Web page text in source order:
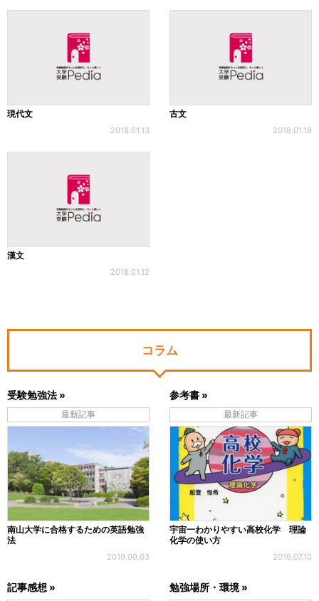
現代文
2018.01.13
古文
2018.01.18
漢文
2018.01.12
コラム
受験勉強法 »
最新記事
南山大学に合格するための英語勉強
法
2019.09.03
参考書 »
最新記事
宇宙一わかりやすい高校化学 理論
化学の使い方
2019.07.10
記事感想 » 勉強場所・環境 »